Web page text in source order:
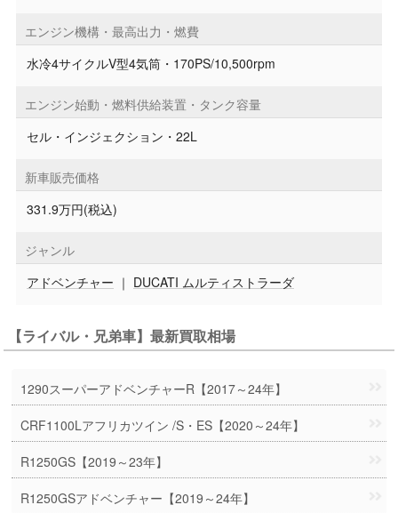
エンジン機構・最高出力・燃費
水冷4サイクルV型4気筒・170PS/10,500rpm
エンジン始動・燃料供給装置・タンク容量
セル・インジェクション・22L
新車販売価格
331.9万円(税込)
ジャンル
アドベンチャー ｜ DUCATI ムルティストラーダ
【ライバル・兄弟車】最新買取相場
1290スーパーアドベンチャーR【2017～24年】
CRF1100Lアフリカツイン /S・ES【2020～24年】
R1250GS【2019～23年】
R1250GSアドベンチャー【2019～24年】